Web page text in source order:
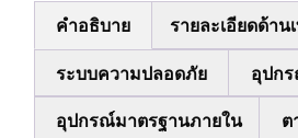
คำอธิบาย รายละเอียดด้าน
ระบบความปลอดภัย อุปก
อุปกรณ์มาตรฐานภายใน ต